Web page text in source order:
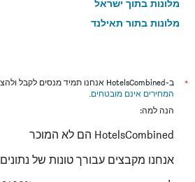
מלונות בתוך ישראל
מלונות בתוך תאילנד
*
ב-HotelsCombined אנחנו תמיד מנסים לקבל ולהציג תמחור מדויק, עם זאת,
המחירים אינם מובטחים.
הנה למה:
HotelsCombined הם לא המוכר
אנחנו מקבצים עבורך טונות של נתונים